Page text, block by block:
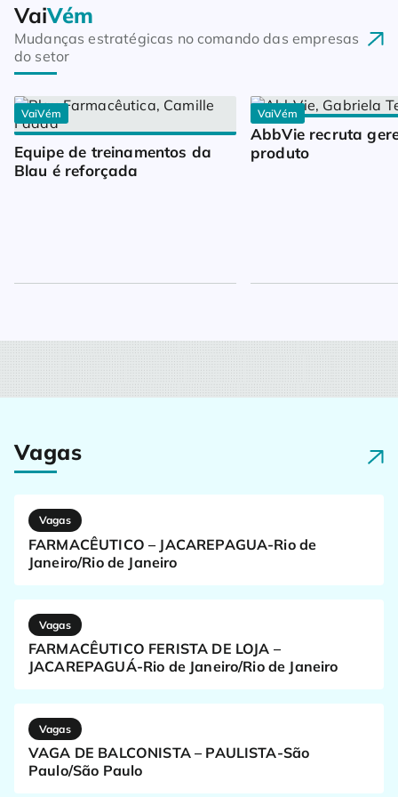
VaiVém
Mudanças estratégicas no comando das empresas
do setor
VaiVém
Equipe de treinamentos da
Blau é reforçada
VaiVém
AbbVie recruta
produto
Vagas
Vagas
FARMACÊUTICO – JACAREPAGUA-Rio de
Janeiro/Rio de Janeiro
Vagas
FARMACÊUTICO FERISTA DE LOJA –
JACAREPAGUÁ-Rio de Janeiro/Rio de Janeiro
Vagas
VAGA DE BALCONISTA – PAULISTA-São
Paulo/São Paulo